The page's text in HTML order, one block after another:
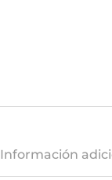
Información